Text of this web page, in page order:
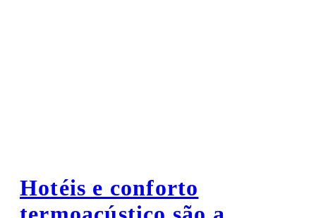
Hotéis e conforto